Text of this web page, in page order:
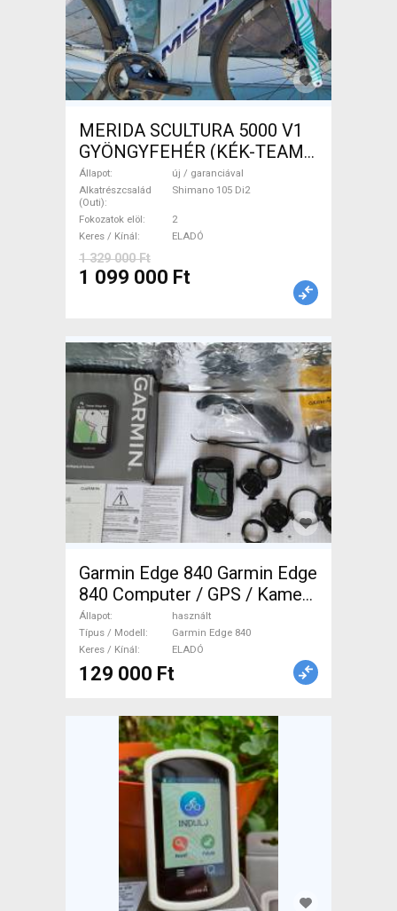
MERIDA SCULTURA 5000 V1
GYÖNGYFEHÉR (KÉK-TEAM)
( XS,S,M) Országúti Shimano
105 Di2 tárcsafék új /
garanciával ELADÓ
Állapot
új / garanciával
Alkatrészcsalád
(Outi)
Shimano 105 Di2
Fokozatok elöl
2
Keres / Kínál
ELADÓ
1 329 000 Ft
1 099 000 Ft
Garmin Edge 840 Garmin Edge
840 Computer / GPS / Kamera
használt ELADÓ
Állapot
használt
Típus / Modell
Garmin Edge 840
Keres / Kínál
ELADÓ
129 000 Ft